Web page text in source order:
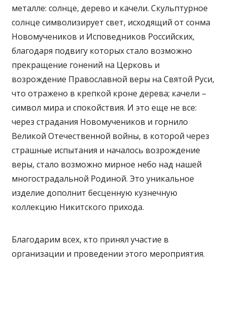
металле: солнце, дерево и качели. Скульптурное
солнце символизирует свет, исходящий от сонма
Новомучеников и Исповедников Российских,
благодаря подвигу которых стало возможно
прекращение гонений на Церковь и
возрождение Православной веры на Святой Руси,
что отражено в крепкой кроне дерева; качели –
символ мира и спокойствия. И это еще не все:
через страдания Новомучеников и горнило
Великой Отечественной войны, в которой через
страшные испытания и началось возрождение
веры, стало возможно мирное небо над нашей
многострадальной Родиной. Это уникальное
изделие дополнит бесценную кузнечную
коллекцию Никитского прихода.
Благодарим всех, кто принял участие в
организации и проведении этого мероприятия.